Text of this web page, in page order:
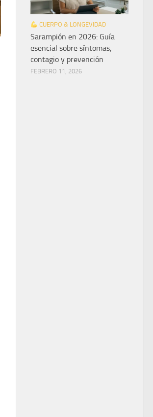
CUERPO & LONGEVIDAD
Sarampión en 2026: Guía
esencial sobre síntomas,
contagio y prevención
FEBRERO 11, 2026